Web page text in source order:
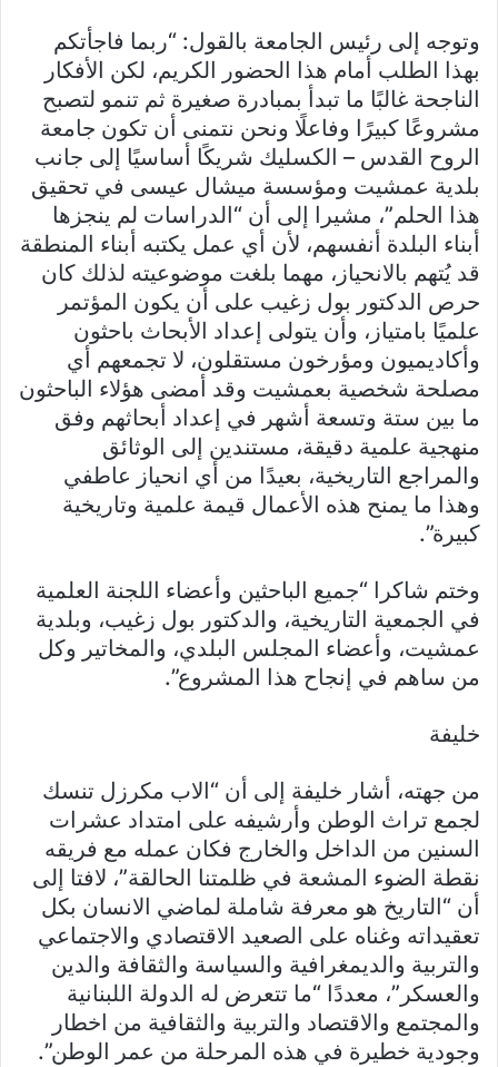
وتوجه إلى رئيس الجامعة بالقول: “ربما فاجأتكم
بهذا الطلب أمام هذا الحضور الكريم، لكن الأفكار
الناجحة غالبًا ما تبدأ بمبادرة صغيرة ثم تنمو لتصبح
مشروعًا كبيرًا وفاعلًا ونحن نتمنى أن تكون جامعة
الروح القدس – الكسليك شريكًا أساسيًا إلى جانب
بلدية عمشيت ومؤسسة ميشال عيسى في تحقيق
هذا الحلم”، مشيرا إلى أن “الدراسات لم ينجزها
أبناء البلدة أنفسهم، لأن أي عمل يكتبه أبناء المنطقة
قد يُتهم بالانحياز، مهما بلغت موضوعيته لذلك كان
حرص الدكتور بول زغيب على أن يكون المؤتمر
علميًا بامتياز، وأن يتولى إعداد الأبحاث باحثون
وأكاديميون ومؤرخون مستقلون، لا تجمعهم أي
مصلحة شخصية بعمشيت وقد أمضى هؤلاء الباحثون
ما بين ستة وتسعة أشهر في إعداد أبحاثهم وفق
منهجية علمية دقيقة، مستندين إلى الوثائق
والمراجع التاريخية، بعيدًا من أي انحياز عاطفي
وهذا ما يمنح هذه الأعمال قيمة علمية وتاريخية
كبيرة”.
وختم شاكرا “جميع الباحثين وأعضاء اللجنة العلمية
في الجمعية التاريخية، والدكتور بول زغيب، وبلدية
عمشيت، وأعضاء المجلس البلدي، والمخاتير وكل
من ساهم في إنجاح هذا المشروع”.
خليفة
من جهته، أشار خليفة إلى أن “الاب مكرزل تنسك
لجمع تراث الوطن وأرشيفه على امتداد عشرات
السنين من الداخل والخارج فكان عمله مع فريقه
نقطة الضوء المشعة في ظلمتنا الحالقة”، لافتا إلى
أن “التاريخ هو معرفة شاملة لماضي الانسان بكل
تعقيداته وغناه على الصعيد الاقتصادي والاجتماعي
والتربية والديمغرافية والسياسة والثقافة والدين
والعسكر”، معددًا “ما تتعرض له الدولة اللبنانية
والمجتمع والاقتصاد والتربية والثقافية من اخطار
وجودية خطيرة في هذه المرحلة من عمر الوطن”.